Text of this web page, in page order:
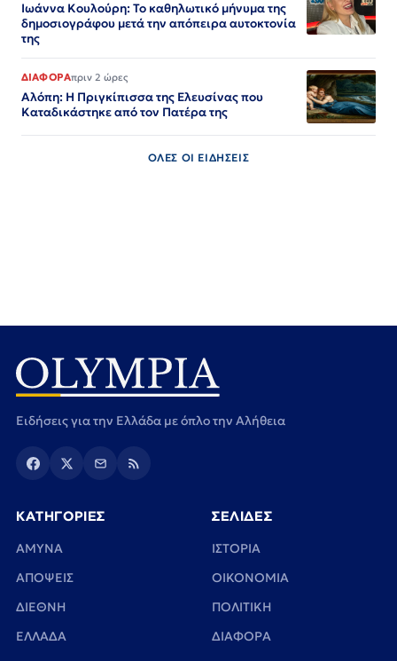
Ιωάννα Κουλούρη: Το καθηλωτικό μήνυμα της
δημοσιογράφου μετά την απόπειρα αυτοκτονία
της
ΔΙΑΦΟΡΑπριν 2 ώρες
Αλόπη: Η Πριγκίπισσα της Ελευσίνας που
Καταδικάστηκε από τον Πατέρα της
ΟΛΕΣ ΟΙ ΕΙΔΗΣΕΙΣ
Ειδήσεις για την Ελλάδα με όπλο την Αλήθεια
ΚΑΤΗΓΟΡΙΕΣ
ΑΜΥΝΑ
ΑΠΟΨΕΙΣ
ΔΙΕΘΝΗ
ΕΛΛΑΔΑ
ΣΕΛΙΔΕΣ
ΙΣΤΟΡΙΑ
ΟΙΚΟΝΟΜΙΑ
ΠΟΛΙΤΙΚΗ
ΔΙΑΦΟΡΑ